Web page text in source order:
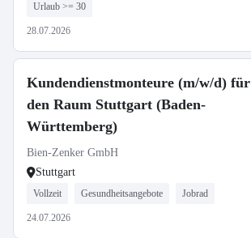
Urlaub >= 30
28.07.2026
Kundendienstmonteure (m/w/d) für
den Raum Stuttgart (Baden-
Württemberg)
Bien-Zenker GmbH
Stuttgart
Vollzeit Gesundheitsangebote Jobrad
24.07.2026